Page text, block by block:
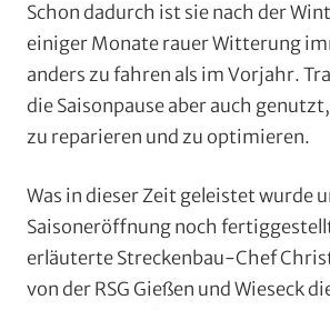
Schon dadurch ist sie nach der
einiger Monate rauer Witterung
anders zu fahren als im Vorjahr.
die Saisonpause aber auch
zu reparieren und zu optimieren.
Was in dieser Zeit geleistet wurde
Saisoneröffnung noch
erläuterte Streckenbau-Chef
von der RSG Gießen und Wieseck